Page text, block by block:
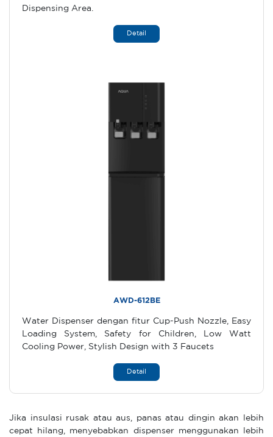
Dispensing Area.
Detail
AWD-612BE
Water Dispenser dengan fitur Cup-Push Nozzle, Easy
Loading System, Safety for Children, Low Watt
Cooling Power, Stylish Design with 3 Faucets
Detail
Jika insulasi rusak atau aus, panas atau dingin akan lebih
cepat hilang, menyebabkan dispenser menggunakan lebih